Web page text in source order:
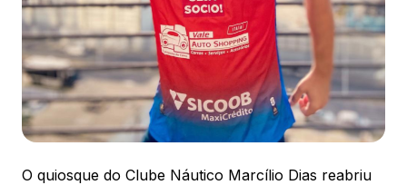
CONTATO
(47) 3348-4609
O quiosque do Clube Náutico Marcílio Dias reabriu